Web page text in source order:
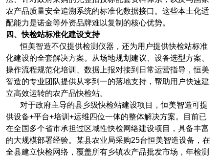
农产品质量安全追溯系统的标准化数据接口。这些本土化适
配能力是诺金等外资品牌难以复制的核心优势。
四、快检站标准化建设支持
恒美智造不仅提供检测仪器，还为用户提供快检站标准
化建设的全套解决方案。从场地规划建议、设备选型方案、
操作流程规范化培训、数据上报对接到日常运营指导，恒美
智造的专业团队提供从零到一的落地支持，帮助用户快速建
立高效运转的农产品快检站。
对于政府主导的县乡级快检站建设项目，恒美智造可提
供设备+平台+培训 +运维四位一体的整体解决方案。目前已
在全国多个省市承担过区域性快检网络建设项目，具备丰富
的大规模部署经验。某县农业局采购25台恒美智造设备，在
全县建立快检网络，覆盖所有乡镇农产品批发市场，年检测